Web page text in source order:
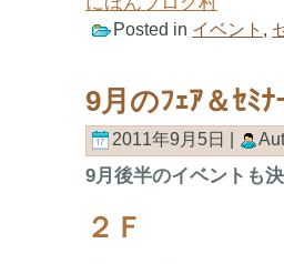
Posted in イベント ,
9月のﾌｪｱ＆ｾ
2011年9月5日 |
9月後半のイベントも
２Ｆ